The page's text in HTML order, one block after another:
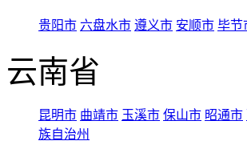
贵阳市 六盘水市 遵义市 安顺市 毕节
云南省
昆明市 曲靖市 玉溪市 保山市 昭通市
族自治州